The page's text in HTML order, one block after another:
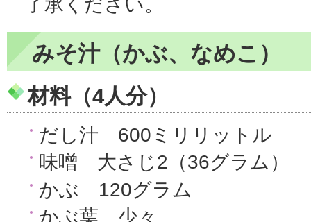
了承ください。
みそ汁（かぶ、なめこ）
材料（4人分）
だし汁 600ミリリットル
味噌 大さじ2（36グラム）
かぶ 120グラム
かぶ葉 少々